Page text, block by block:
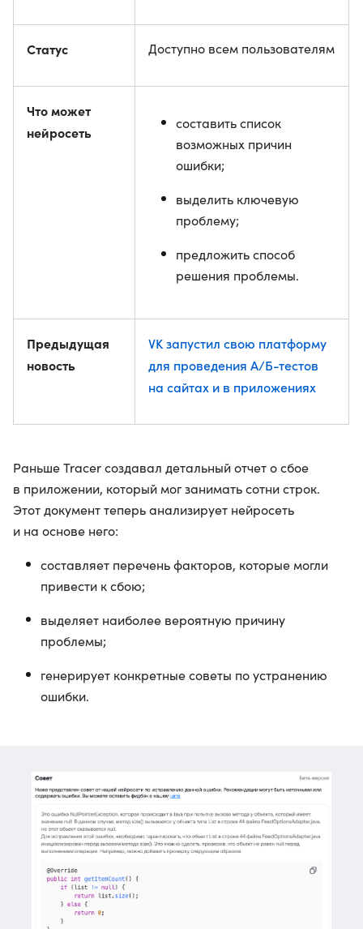
Статус Доступно всем пользователям
Что может
нейросеть
составить список
возможных причин
ошибки;
выделить ключевую
проблему;
предложить способ
решения проблемы.
Предыдущая
новость
VK запустил свою платформу
для проведения A/Б-тестов
на сайтах и в приложениях
Раньше Tracer создавал детальный отчет о сбое
в приложении, который мог занимать сотни строк.
Этот документ теперь анализирует нейросеть
и на основе него:
составляет перечень факторов, которые могли
привести к сбою;
выделяет наиболее вероятную причину
проблемы;
генерирует конкретные советы по устранению
ошибки.